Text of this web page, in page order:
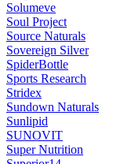
Solumeve
Soul Project
Source Naturals
Sovereign Silver
SpiderBottle
Sports Research
Stridex
Sundown Naturals
Sunlipid
SUNOVIT
Super Nutrition